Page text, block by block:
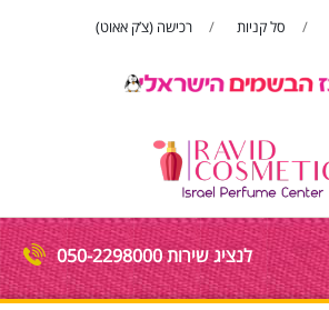
רכישה (צ’ק אאוט) סל קניות
לנציג שירות 050-2298000